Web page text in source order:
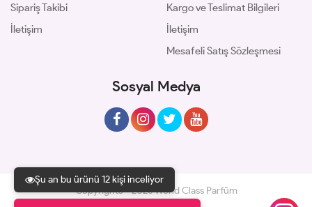
Şu an bu ürünü 12 kişi inceliyor
Sipariş Takibi
İletişim
Kargo ve Teslimat Bilgileri
İletişim
Mesafeli Satış Sözleşmesi
Sosyal Medya
Copyrights © 2026 World Class Parfüm